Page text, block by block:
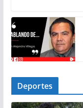
Deportes